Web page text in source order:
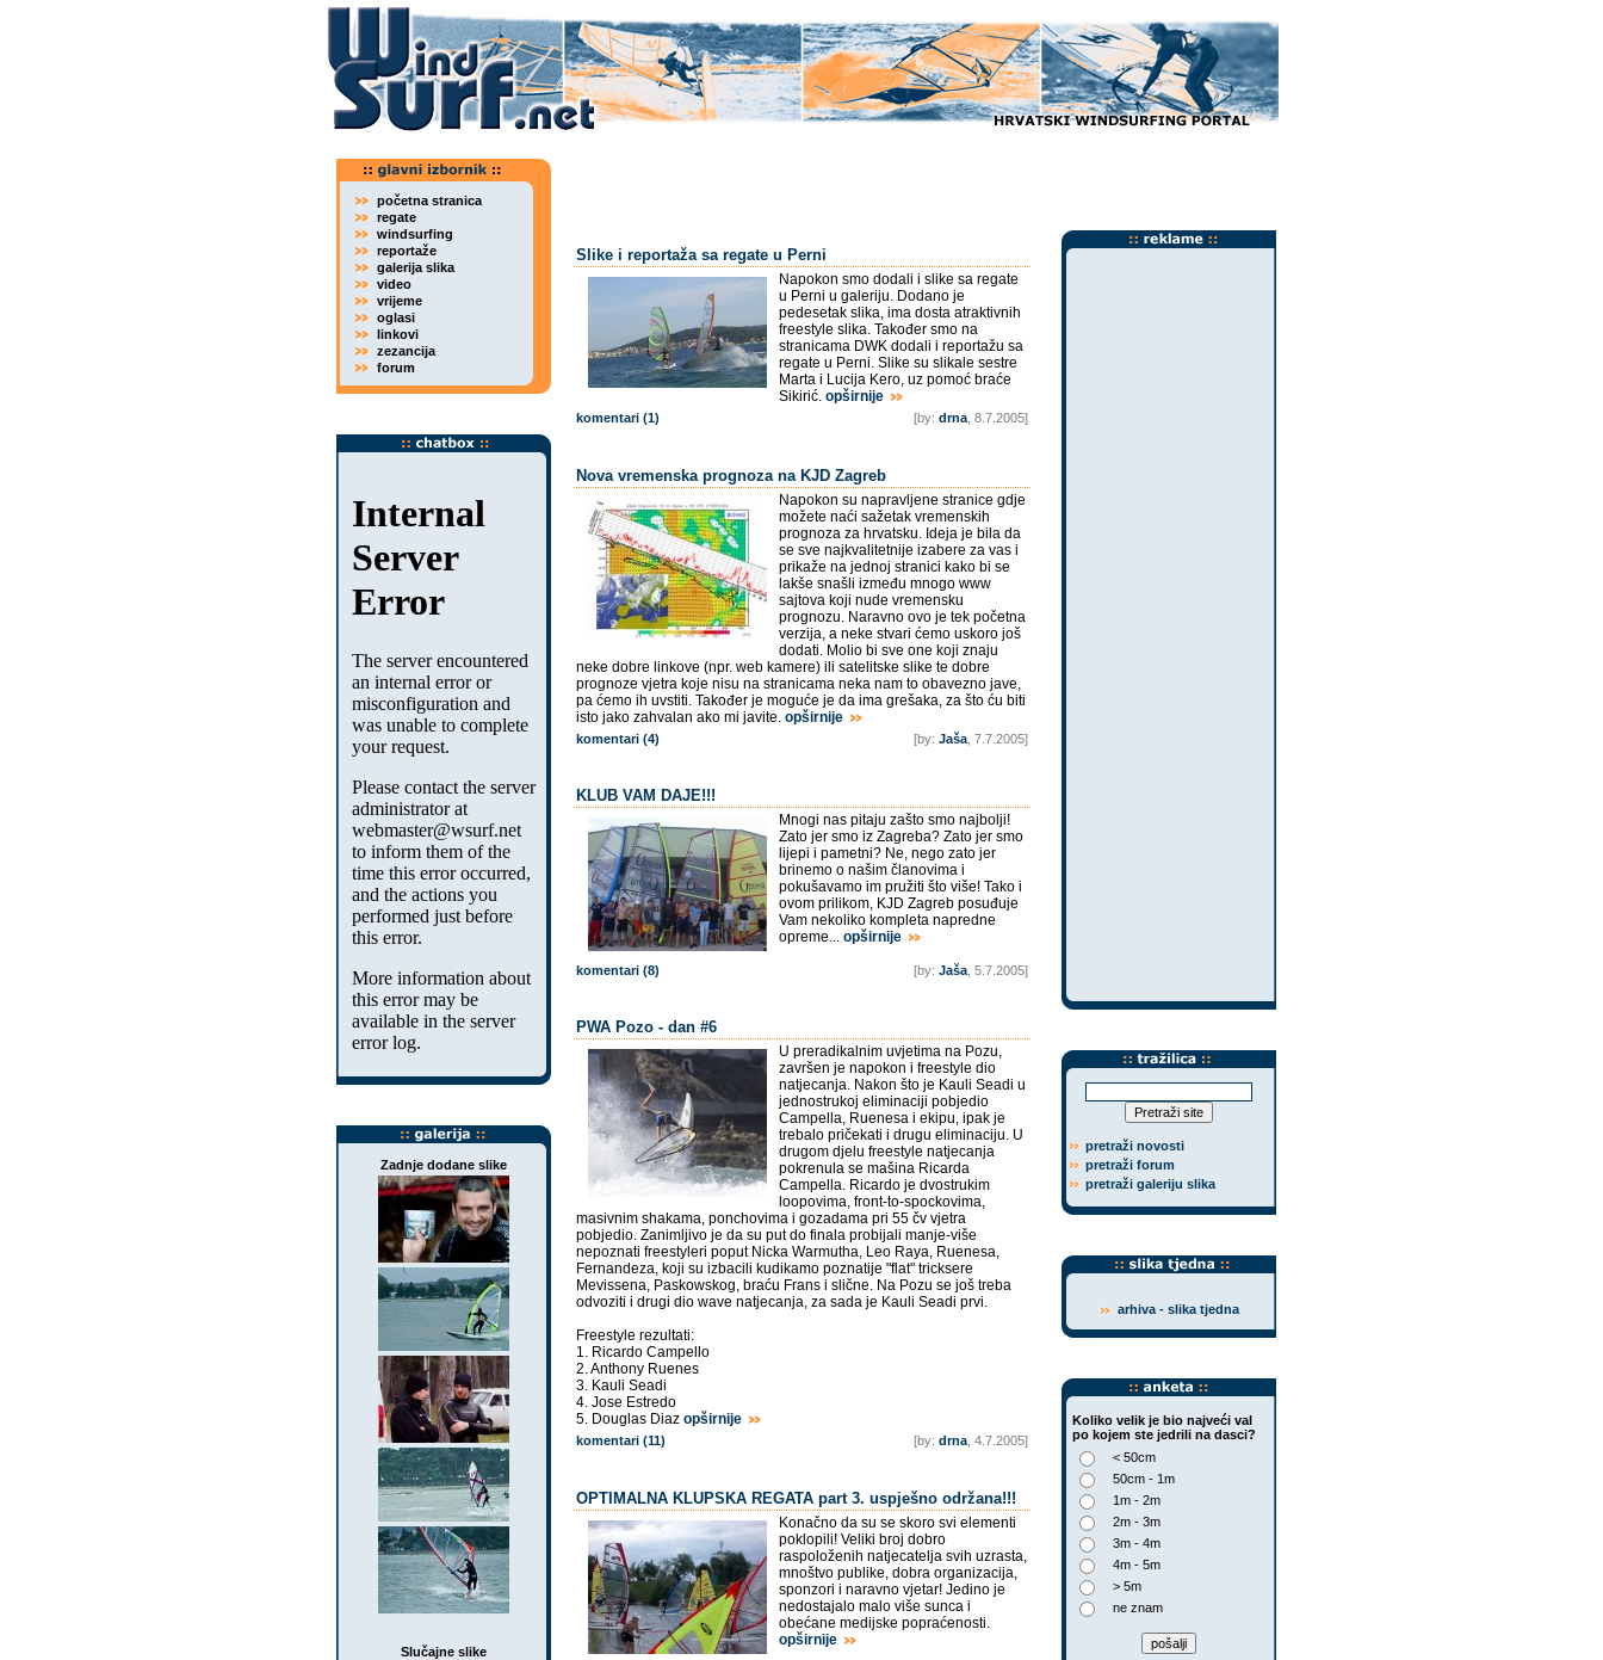
početna stranica
regate
windsurfing
reportaže
galerija slika
video
vrijeme
oglasi
linkovi
zezancija
forum
Zadnje dodane slike
Slučajne slike
Slike i reportaža sa regate u Perni
Napokon smo dodali i slike sa regate
u Perni u galeriju. Dodano je
pedesetak slika, ima dosta atraktivnih
freestyle slika. Također smo na
stranicama DWK dodali i reportažu sa
regate u Perni. Slike su slikale sestre
Marta i Lucija Kero, uz pomoć braće
Sikirić. opširnije
komentari (1) [by: drna, 8.7.2005]
Nova vremenska prognoza na KJD Zagreb
Napokon su napravljene stranice gdje
možete naći sažetak vremenskih
prognoza za hrvatsku. Ideja je bila da
se sve najkvalitetnije izabere za vas i
prikaže na jednoj stranici kako bi se
lakše snašli između mnogo www
sajtova koji nude vremensku
prognozu. Naravno ovo je tek početna
verzija, a neke stvari ćemo uskoro još
dodati. Molio bi sve one koji znaju
neke dobre linkove (npr. web kamere) ili satelitske slike te dobre
prognoze vjetra koje nisu na stranicama neka nam to obavezno jave,
pa ćemo ih uvstiti. Također je moguće je da ima grešaka, za što ću biti
isto jako zahvalan ako mi javite. opširnije
komentari (4) [by: Jaša, 7.7.2005]
KLUB VAM DAJE!!!
Mnogi nas pitaju zašto smo najbolji!
Zato jer smo iz Zagreba? Zato jer smo
lijepi i pametni? Ne, nego zato jer
brinemo o našim članovima i
pokušavamo im pružiti što više! Tako i
ovom prilikom, KJD Zagreb posuđuje
Vam nekoliko kompleta napredne
opreme... opširnije
komentari (8) [by: Jaša, 5.7.2005]
PWA Pozo - dan #6
U preradikalnim uvjetima na Pozu,
završen je napokon i freestyle dio
natjecanja. Nakon što je Kauli Seadi u
jednostrukoj eliminaciji pobjedio
Campella, Ruenesa i ekipu, ipak je
trebalo pričekati i drugu eliminaciju. U
drugom djelu freestyle natjecanja
pokrenula se mašina Ricarda
Campella. Ricardo je dvostrukim
loopovima, front-to-spockovima,
masivnim shakama, ponchovima i gozadama pri 55 čv vjetra
pobjedio. Zanimljivo je da su put do finala probijali manje-više
nepoznati freestyleri poput Nicka Warmutha, Leo Raya, Ruenesa,
Fernandeza, koji su izbacili kudikamo poznatije "flat" tricksere
Mevissena, Paskowskog, braću Frans i slične. Na Pozu se još treba
odvoziti i drugi dio wave natjecanja, za sada je Kauli Seadi prvi.
Freestyle rezultati:
1. Ricardo Campello
2. Anthony Ruenes
3. Kauli Seadi
4. Jose Estredo
5. Douglas Diaz opširnije
komentari (11) [by: drna, 4.7.2005]
OPTIMALNA KLUPSKA REGATA part 3. uspješno održana!!!
Konačno da su se skoro svi elementi
poklopili! Veliki broj dobro
raspoloženih natjecatelja svih uzrasta,
mnoštvo publike, dobra organizacija,
sponzori i naravno vjetar! Jedino je
nedostajalo malo više sunca i
obećane medijske popraćenosti.
opširnije
pretraži novosti
pretraži forum
pretraži galeriju slika
arhiva - slika tjedna
Koliko velik je bio najveći val
po kojem ste jedrili na dasci?
< 50cm
50cm - 1m
1m - 2m
2m - 3m
3m - 4m
4m - 5m
> 5m
ne znam